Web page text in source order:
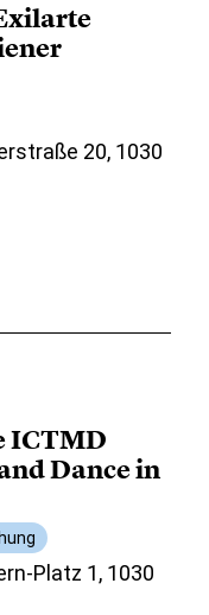
20, 1030
ICTMD
Dance in
Platz 1, 1030